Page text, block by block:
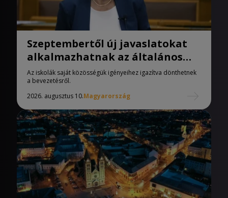
Szeptembertől új javaslatokat
alkalmazhatnak az általános
iskolák
Az iskolák saját közösségük igényeihez igazítva dönthetnek
a bevezetésről.
2026. augusztus 10.Magyarország